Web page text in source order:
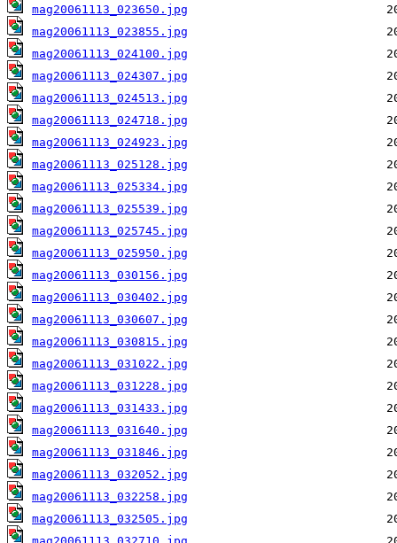
mag20061113_023650.jpg
mag20061113_023855.jpg
mag20061113_024100.jpg
mag20061113_024307.jpg
mag20061113_024513.jpg
mag20061113_024718.jpg
mag20061113_024923.jpg
mag20061113_025128.jpg
mag20061113_025334.jpg
mag20061113_025539.jpg
mag20061113_025745.jpg
mag20061113_025950.jpg
mag20061113_030156.jpg
mag20061113_030402.jpg
mag20061113_030607.jpg
mag20061113_030815.jpg
mag20061113_031022.jpg
mag20061113_031228.jpg
mag20061113_031433.jpg
mag20061113_031640.jpg
mag20061113_031846.jpg
mag20061113_032052.jpg
mag20061113_032258.jpg
mag20061113_032505.jpg